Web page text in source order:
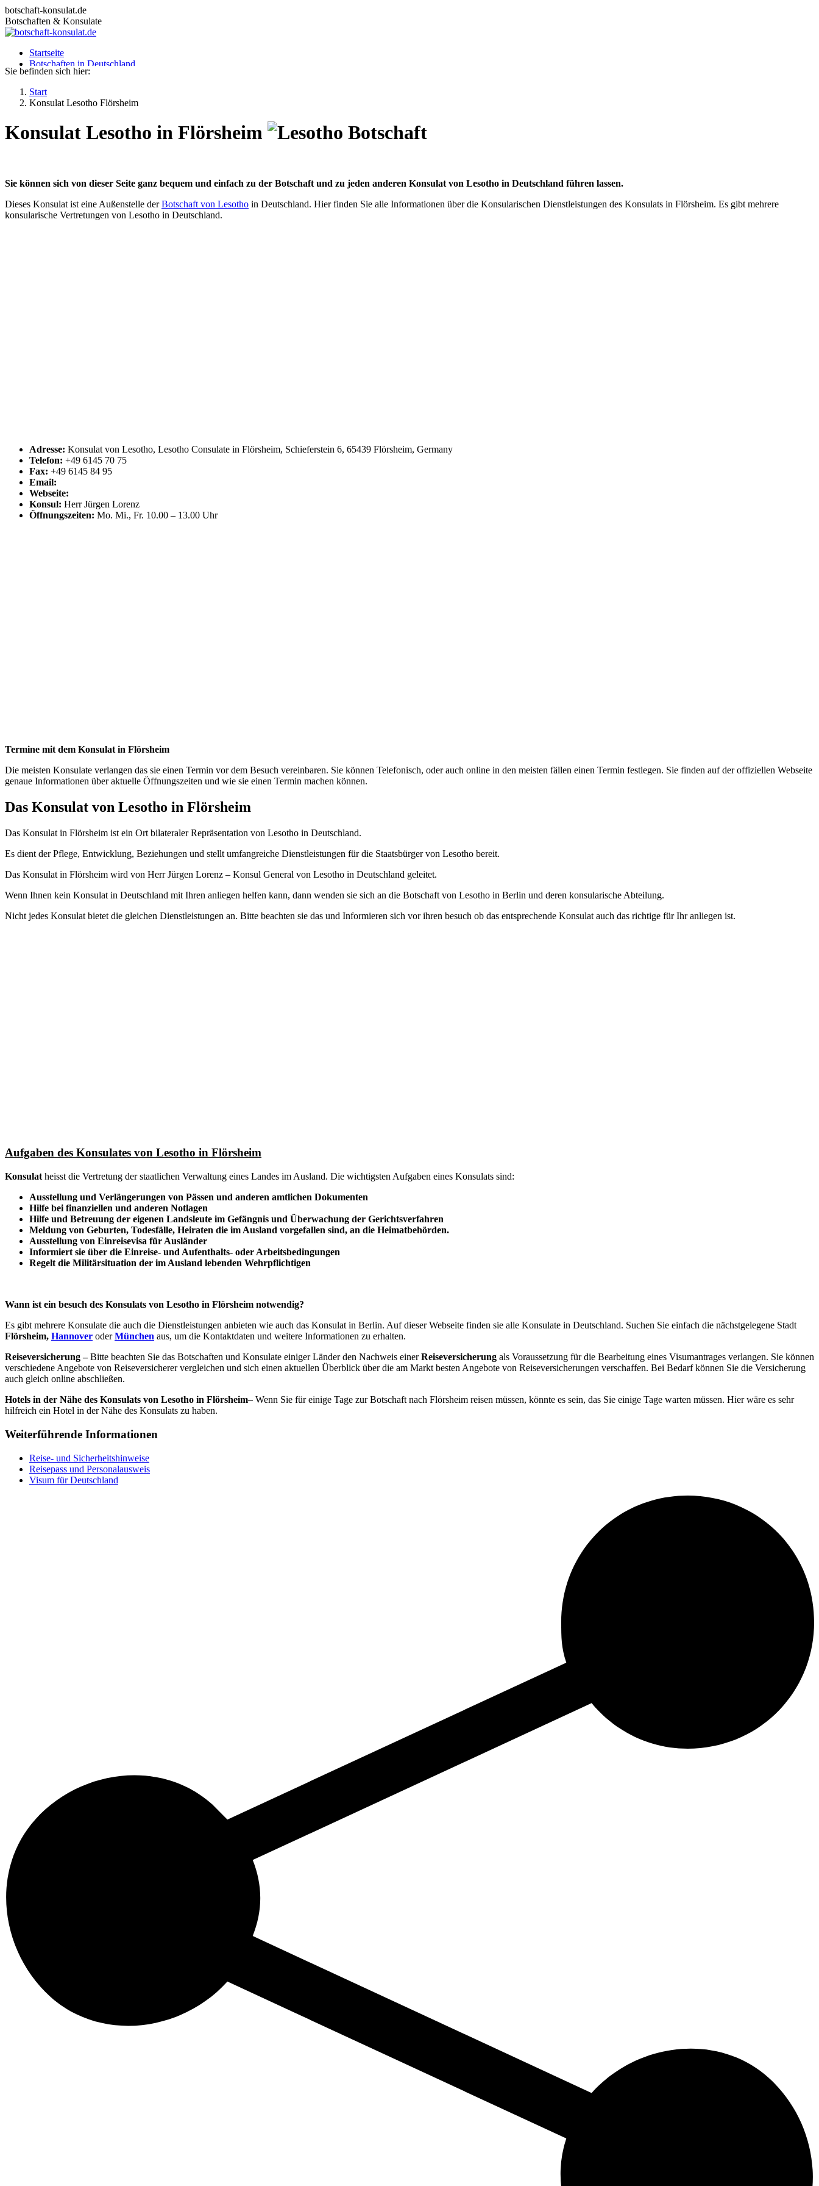
Zum
Inhalt
springen
botschaft-konsulat.de
Botschaften & Konsulate
Startseite
Botschaften in Deutschland
Botschaften im Ausland
Deutsche Konsulate im Ausland
Visum beantragen
Sie befinden sich hier:
Start
Konsulat Lesotho Flörsheim
Konsulat Lesotho in Flörsheim
Sie können sich von dieser Seite ganz bequem und einfach zu der Botschaft und zu jeden anderen Konsulat von Lesotho in Deutschland führen lassen.
Dieses Konsulat ist eine Außenstelle derBotschaft von Lesotho in Deutschland. Hier finden Sie alle Informationen über die Konsularischen Dienstleistungen des Konsulats in Flörsheim. Es gibt mehrere
konsularische Vertretungen von Lesotho in Deutschland.
Adresse: Konsulat von Lesotho, Lesotho Consulate in Flörsheim, Schieferstein 6, 65439 Flörsheim, Germany
Telefon: +49 6145 70 75
Fax: +49 6145 84 95
Email:
Webseite:
Konsul: Herr Jürgen Lorenz
Öffnungszeiten: Mo. Mi., Fr. 10.00 – 13.00 Uhr
Termine mit dem Konsulat in Flörsheim
Die meisten Konsulate verlangen das sie einen Termin vor dem Besuch vereinbaren. Sie können Telefonisch, oder auch online in den meisten fällen einen Termin festlegen. Sie finden auf der offiziellen Webseite
genaue Informationen über aktuelle Öffnungszeiten und wie sie einen Termin machen können.
Das Konsulat von Lesotho in Flörsheim
Das Konsulat in Flörsheim ist ein Ort bilateraler Repräsentation von Lesotho in Deutschland.
Es dient der Pflege, Entwicklung, Beziehungen und stellt umfangreiche Dienstleistungen für die Staatsbürger von Lesotho bereit.
Das Konsulat in Flörsheim wird von Herr Jürgen Lorenz – Konsul General von Lesotho in Deutschland geleitet.
Wenn Ihnen kein Konsulat in Deutschland mit Ihren anliegen helfen kann, dann wenden sie sich an die Botschaft von Lesotho in Berlin und deren konsularische Abteilung.
Nicht jedes Konsulat bietet die gleichen Dienstleistungen an. Bitte beachten sie das und Informieren sich vor ihren besuch ob das entsprechende Konsulat auch das richtige für Ihr anliegen ist.
Aufgaben des Konsulates von Lesotho in Flörsheim
Konsulat heisst die Vertretung der staatlichen Verwaltung eines Landes im Ausland. Die wichtigsten Aufgaben eines Konsulats sind:
Ausstellung und Verlängerungen von Pässen und anderen amtlichen Dokumenten
Hilfe bei finanziellen und anderen Notlagen
Hilfe und Betreuung der eigenen Landsleute im Gefängnis und Überwachung der Gerichtsverfahren
Meldung von Geburten, Todesfälle, Heiraten die im Ausland vorgefallen sind, an die Heimatbehörden.
Ausstellung von Einreisevisa für Ausländer
Informiert sie über die Einreise- und Aufenthalts- oder Arbeitsbedingungen
Regelt die Militärsituation der im Ausland lebenden Wehrpflichtigen
Wann ist ein besuch des Konsulats von Lesotho in Flörsheim notwendig?
Es gibt mehrere Konsulate die auch die Dienstleistungen anbieten wie auch das Konsulat in Berlin. Auf dieser Webseite finden sie alle Konsulate in Deutschland. Suchen Sie einfach die nächstgelegene Stadt
Flörsheim, Hannover oderMünchen aus, um die Kontaktdaten und weitere Informationen zu erhalten.
Reiseversicherung –Bitte beachten Sie das Botschaften und Konsulate einiger Länder den Nachweis einerReiseversicherung als Voraussetzung für die Bearbeitung eines Visumantrages verlangen. Sie können
verschiedene Angebote von Reiseversicherer vergleichen und sich einen aktuellen Überblick über die am Markt besten Angebote von Reiseversicherungen verschaffen. Bei Bedarf können Sie die Versicherung
auch gleich online abschließen.
Hotels in der Nähe des Konsulats von Lesotho in Flörsheim– Wenn Sie für einige Tage zur Botschaft nach Flörsheim reisen müssen, könnte es sein, das Sie einige Tage warten müssen. Hier wäre es sehr
hilfreich ein Hotel in der Nähe des Konsulats zu haben.
Weiterführende Informationen
Reise- und Sicherheitshinweise
Reisepass und Personalausweis
Visum für Deutschland